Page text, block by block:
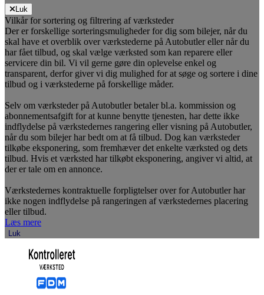
Luk
Vilkår for sortering og filtrering af værksteder
Der er forskellige sorteringsmuligheder for dig som bilejer, når du
skal have et overblik over værkstederne på Autobutler eller når du
har fået tilbud, og skal vælge værksted som kan reparere eller
servicere din bil. Vi vil gerne gøre din oplevelse enkel og
transparent, derfor giver vi dig mulighed for at søge og sortere i dine
tilbud og i værkstederne på forskellige måder.
Selv om værksteder på Autobutler betaler bl.a. kommission og
abonnementsafgift for at kunne benytte tjenesten, har dette ikke
indflydelse på værkstedernes rangering eller visning på Autobutler,
når du som bilejer har bedt om at få tilbud. Dog kan værksteder
tilkøbe eksponering, som fremhæver det enkelte værksted og dets
tilbud. Hvis et værksted har tilkøbt eksponering, angiver vi altid, at
der er tale om en annonce.
Værkstedernes kontraktuelle forpligtelser over for Autobutler har
ikke nogen indflydelse på rangeringen af værkstedernes placering
eller tilbud.
Læs mere
Luk